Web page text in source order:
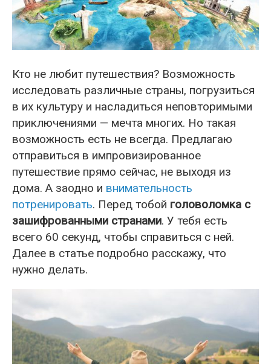
Кто не любит путешествия? Возможность
исследовать различные страны, погрузиться
в их культуру и насладиться неповторимыми
приключениями — мечта многих. Но такая
возможность есть не всегда. Предлагаю
отправиться в импровизированное
путешествие прямо сейчас, не выходя из
дома. А заодно и внимательность
потренировать. Перед тобой головоломка с
зашифрованными странами. У тебя есть
всего 60 секунд, чтобы справиться с ней.
Далее в статье подробно расскажу, что
нужно делать.